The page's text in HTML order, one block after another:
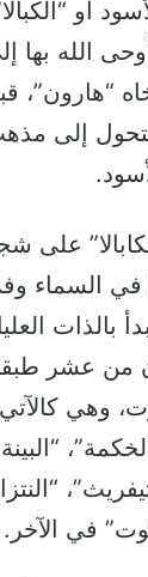
أو
الله بها
“هارون”،
وتتحول إلى
على
في السماء
بالذات
من عشر
وهي كالآتي
في الآخر.